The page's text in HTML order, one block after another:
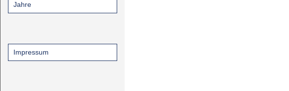
Jahre
Impressum